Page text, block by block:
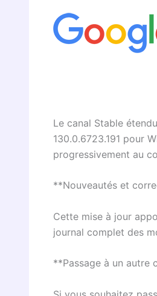
Le canal Stable
130.0.6723.191 pour
progressivement au
**Nouveautés et
Cette mise à jour
journal complet des
**Passage à un autre